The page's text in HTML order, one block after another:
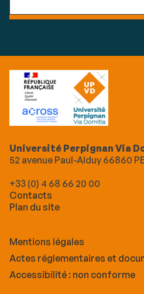
Université Perpignan Via
52 avenue Paul-Alduy 66860
+33 (0) 4 68 66 20 00
Contacts
Plan du site
Mentions légales
Actes réglementaires et
Accessibilité : non conforme